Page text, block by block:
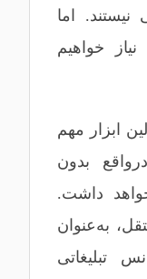
اما
خواهیم
ابزار مهم
بدون
داشت.
به‌عنوان
تبلیغاتی